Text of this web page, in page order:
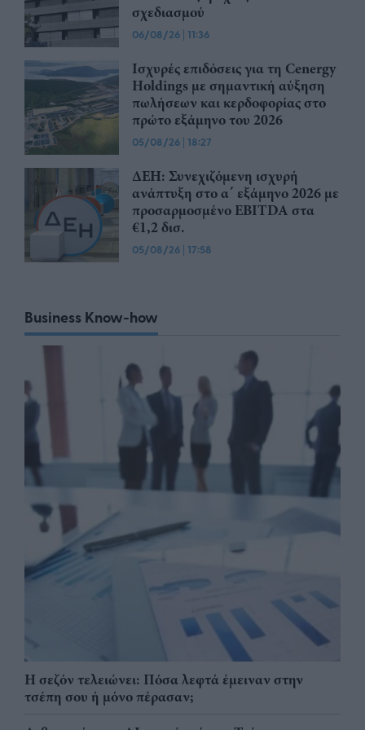
σχεδιασμού
06/08/26 | 11:36
Ισχυρές επιδόσεις για τη Cenergy
Holdings με σημαντική αύξηση
πωλήσεων και κερδοφορίας στο
πρώτο εξάμηνο του 2026
05/08/26 | 18:27
ΔΕΗ: Συνεχιζόμενη ισχυρή
ανάπτυξη στο α΄ εξάμηνο 2026 με
προσαρμοσμένο EBITDA στα
€1,2 δισ.
05/08/26 | 17:58
Business Know-how
Η σεζόν τελειώνει: Πόσα λεφτά έμειναν στην
τσέπη σου ή μόνο πέρασαν;